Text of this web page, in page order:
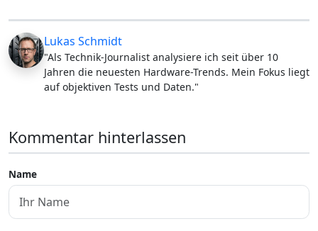
Lukas Schmidt
"Als Technik-Journalist analysiere ich seit über 10
Jahren die neuesten Hardware-Trends. Mein Fokus liegt
auf objektiven Tests und Daten."
Kommentar hinterlassen
Name